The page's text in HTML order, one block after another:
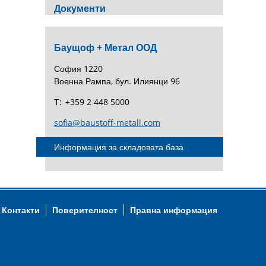
Документи
Баущоф + Метал ООД
София 1220
Военна Рампа, бул. Илиянци 96
Т: +359 2 448 5000
sofia@baustoff-metall.com
Информация за складовата база
Контакти Поверителност Правна информация